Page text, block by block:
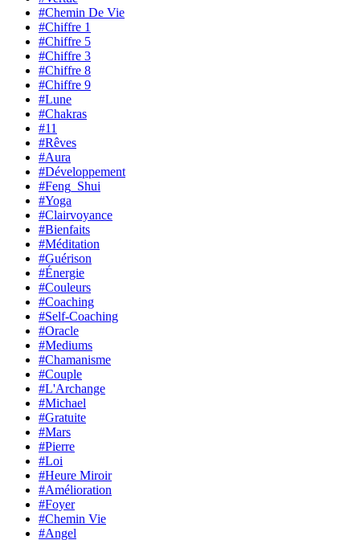
#Chemin De Vie
#Chiffre 1
#Chiffre 5
#Chiffre 3
#Chiffre 8
#Chiffre 9
#Lune
#Chakras
#11
#Rêves
#Aura
#Développement
#Feng_Shui
#Yoga
#Clairvoyance
#Bienfaits
#Méditation
#Guérison
#Énergie
#Couleurs
#Coaching
#Self-Coaching
#Oracle
#Mediums
#Chamanisme
#Couple
#L'Archange
#Michael
#Gratuite
#Mars
#Pierre
#Loi
#Heure Miroir
#Amélioration
#Foyer
#Chemin Vie
#Angel